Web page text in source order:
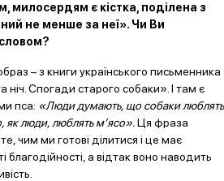
милосердям є кістка, поділена з
не менше за неї». Чи Ви
– з книги українського письменника
Спогади старого собаки». І там є
пса: «Люди думають, що собаки люблять
як люди, люблять м’ясо».Ця фраза
чим ми готові ділитися і це має
благодійності, а відтак воно наводить